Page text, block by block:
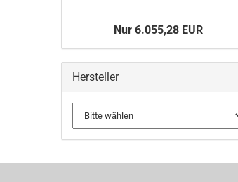
Nur 6.055,28 EUR
Hersteller